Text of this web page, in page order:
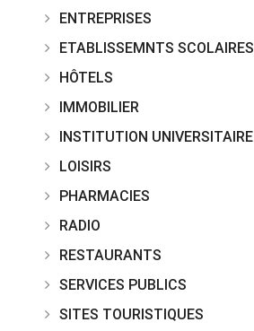
ENTREPRISES
ETABLISSEMNTS SCOLAIRES
HÔTELS
IMMOBILIER
INSTITUTION UNIVERSITAIRE
LOISIRS
PHARMACIES
RADIO
RESTAURANTS
SERVICES PUBLICS
SITES TOURISTIQUES